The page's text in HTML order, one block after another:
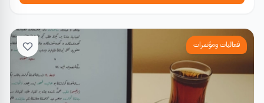
فعاليات ومؤتمرات